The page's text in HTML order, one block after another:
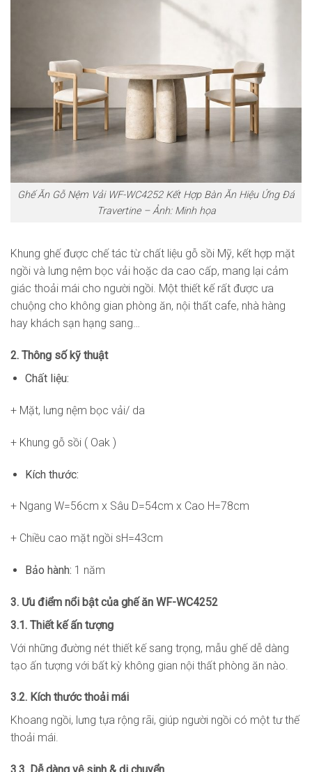
Ghế Ăn Gỗ Nệm Vải WF-WC4252 Kết Hợp Bàn Ăn Hiệu Ứng Đá
Travertine – Ảnh: Minh họa
Khung ghế được chế tác từ chất liệu gỗ sồi Mỹ, kết hợp mặt
ngồi và lưng nệm bọc vải hoặc da cao cấp, mang lại cảm
giác thoải mái cho người ngồi. Một thiết kế rất được ưa
chuộng cho không gian phòng ăn, nội thất cafe, nhà hàng
hay khách sạn hạng sang…
2. Thông số kỹ thuật
Chất liệu:
+ Mặt, lưng nệm bọc vải/ da
+ Khung gỗ sồi ( Oak )
Kích thước:
+ Ngang W=56cm x Sâu D=54cm x Cao H=78cm
+ Chiều cao mặt ngồi sH=43cm
Bảo hành: 1 năm
3. Ưu điểm nổi bật của ghế ăn WF-WC4252
3.1. Thiết kế ấn tượng
Với những đường nét thiết kế sang trọng, mẫu ghế dễ dàng
tạo ấn tượng với bất kỳ không gian nội thất phòng ăn nào.
3.2. Kích thước thoải mái
Khoang ngồi, lưng tựa rộng rãi, giúp người ngồi có một tư thế
thoải mái.